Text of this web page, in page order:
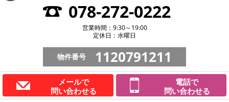
078-272-0222
営業時間：9:30～19:00
定休日：水曜日
物件番号 1120791211
メールで
問い合わせる
電話で
問い合わせる